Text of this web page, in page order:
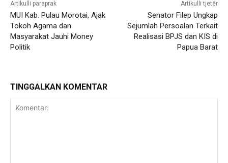
Artikulli paraprak
MUI Kab. Pulau Morotai, Ajak
Tokoh Agama dan
Masyarakat Jauhi Money
Politik
Artikulli tjetër
Senator Filep Ungkap
Sejumlah Persoalan Terkait
Realisasi BPJS dan KIS di
Papua Barat
TINGGALKAN KOMENTAR